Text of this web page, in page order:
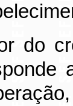
do